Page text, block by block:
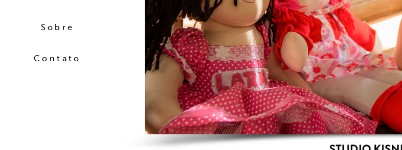
Sobre
Contato